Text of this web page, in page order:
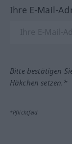
Ihre E-Mail-
Bitte bestätigen
Häkchen setzen.*
*Pflichtfeld